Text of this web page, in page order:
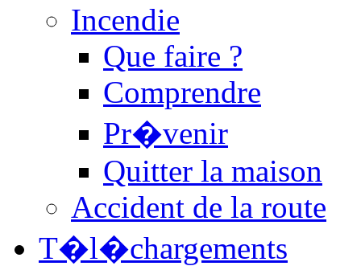
Incendie
Que faire ?
Comprendre
Pr�venir
Quitter la maison
Accident de la route
T�l�chargements